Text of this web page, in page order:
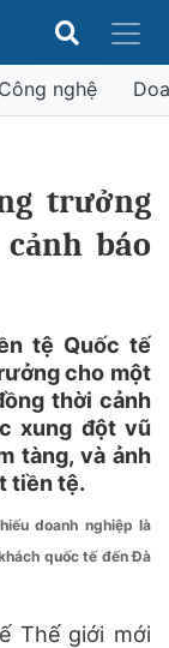
nghệ
trưởng
báo
tệ Quốc tế
cho một
thời cảnh
xung đột vũ
tàng, và ảnh
tiền tệ.
doanh nghiệp là
quốc tế đến Đà
Thế giới mới